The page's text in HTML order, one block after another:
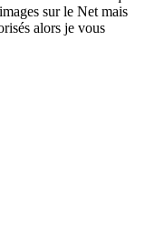
sur le Net mais
alors je vous